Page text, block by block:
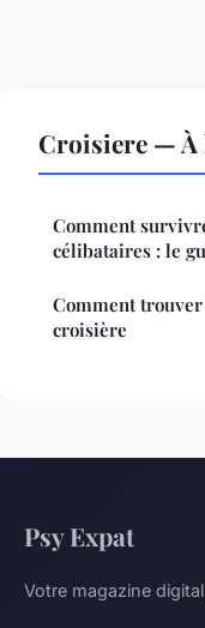
Croisiere — À
Comment
célibataires : le
Comment
croisière
Psy Expat
Votre magazine